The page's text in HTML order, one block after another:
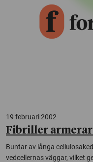
19 februari 2002
Fibriller armerar
Buntar av långa
vedcellernas väggar, vilket